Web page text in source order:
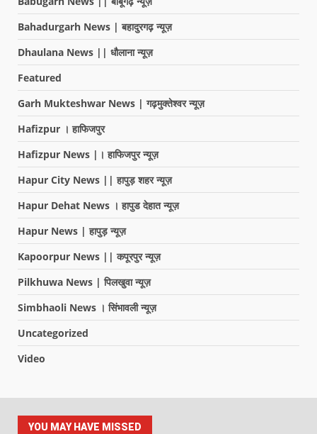
Bahadurgarh News | बहादुरगढ़ न्यूज़
Dhaulana News || धौलाना न्यूज़
Featured
Garh Mukteshwar News | गढ़मुक्तेश्वर न्यूज़
Hafizpur । हाफिजपुर
Hafizpur News |। हाफिजपुर न्यूज़
Hapur City News || हापुड़ शहर न्यूज़
Hapur Dehat News । हापुड देहात न्यूज़
Hapur News | हापुड़ न्यूज़
Kapoorpur News || कपूरपुर न्यूज़
Pilkhuwa News | पिलखुवा न्यूज़
Simbhaoli News । सिंभावली न्यूज़
Uncategorized
Video
YOU MAY HAVE MISSED